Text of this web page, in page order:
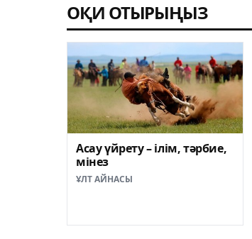
ОҚИ ОТЫРЫҢЫЗ
Асау үйрету – ілім, тәрбие,
мінез
ҰЛТ АЙНАСЫ